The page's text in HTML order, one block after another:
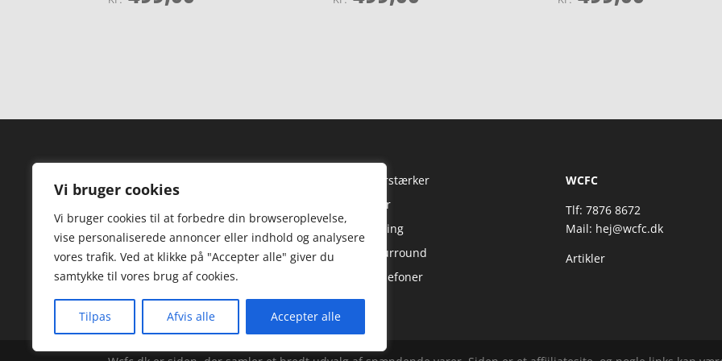
Vi bruger cookies
Vi bruger cookies til at forbedre din browseroplevelse,
vise personaliserede annoncer eller indhold og analysere
vores trafik. Ved at klikke på "Accepter alle" giver du
samtykke til vores brug af cookies.
Tilpas Afvis alle Accepter alle
Forside
HiFi Forstærker
Højtaler
Streaming
TV & Surround
Høretelefoner
WCFC
Tlf: 7876 8672
Mail: hej@wcfc.dk
Artikler